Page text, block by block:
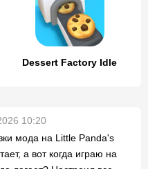
Dessert Factory Idle
10:20
мода на Little Panda's
а вот когда играю на